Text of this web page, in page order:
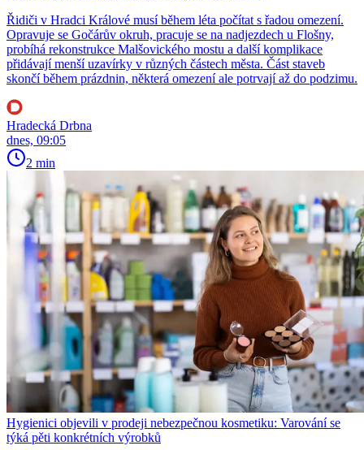
Řidiči v Hradci Králové musí během léta počítat s řadou omezení.
Opravuje se Gočárův okruh, pracuje se na nadjezdech u Flošny,
probíhá rekonstrukce Malšovického mostu a další komplikace
přidávají menší uzavírky v různých částech města. Část staveb
skončí během prázdnin, některá omezení ale potrvají až do podzimu.
Hradecká Drbna
dnes, 09:05
2 min
Hygienici objevili v prodeji nebezpečnou kosmetiku: Varování se
týká pěti konkrétních výrobků